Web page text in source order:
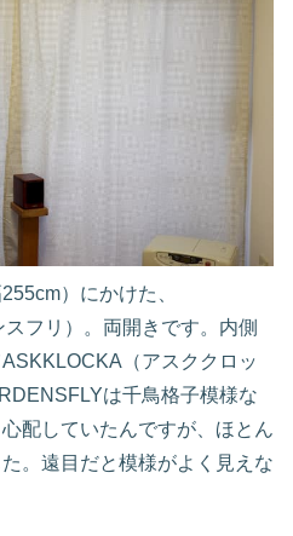
）にかけた、
フリ）。両開きです。内側
（アスククロッ
は千鳥格子模様な
配していたんですが、ほとん
。遠目だと模様がよく見えな